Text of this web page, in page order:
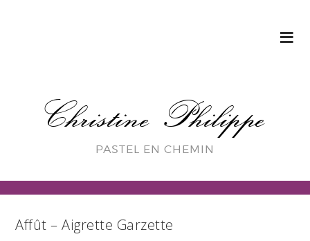
Christine Philippe
PASTEL EN CHEMIN
Affût – Aigrette Garzette